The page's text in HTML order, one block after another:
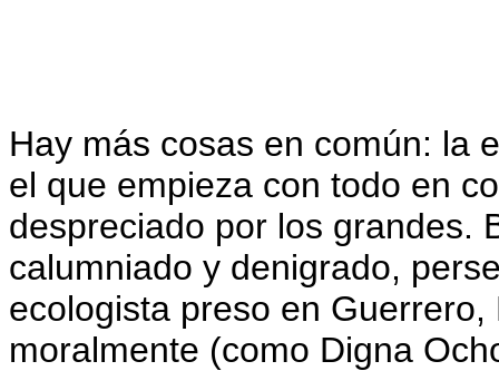
Hay más cosas en común: la
el que empieza con todo en
despreciado por los grandes.
calumniado y denigrado,
ecologista preso en
moralmente (como Digna